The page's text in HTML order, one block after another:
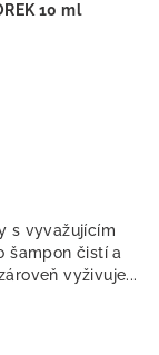
10 ml
s vyvažujícím
šampon čistí a
vyživuje...